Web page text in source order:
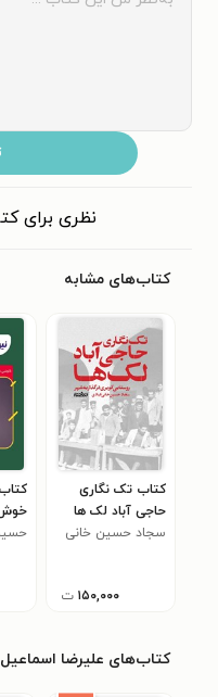
نظری برای
کتاب‌های مشابه
کتاب تک نگاری
حاجی آباد لک ها
سجاد حسین خانی
۱۵۰,۰۰۰ ت
کتاب‌های علیرضا اسماعیل